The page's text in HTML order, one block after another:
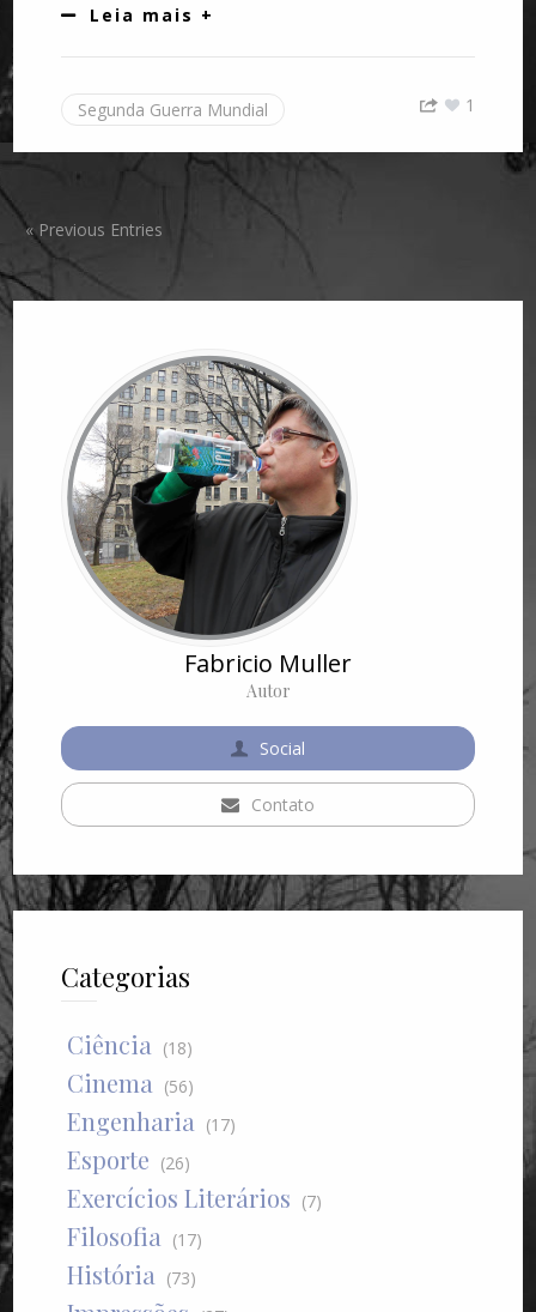
Leia mais +
Segunda Guerra Mundial 1
« Previous Entries
Fabricio Muller
Autor
Social
Contato
Categorias
Ciência (18)
Cinema (56)
Engenharia (17)
Esporte (26)
Exercícios Literários (7)
Filosofia (17)
História (73)